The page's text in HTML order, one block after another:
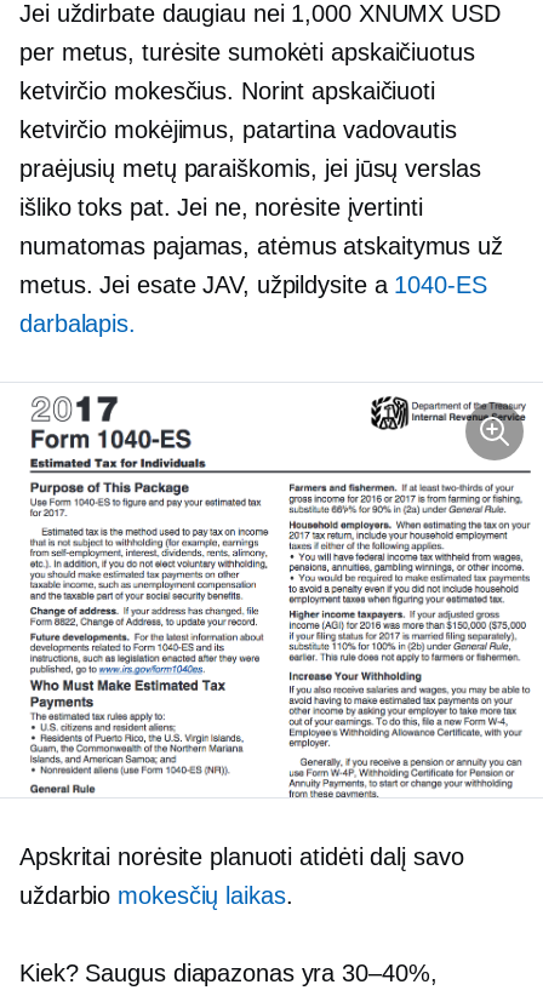
Jei uždirbate daugiau nei 1,000 XNUMX USD
per metus, turėsite sumokėti apskaičiuotus
ketvirčio mokesčius. Norint apskaičiuoti
ketvirčio mokėjimus, patartina vadovautis
praėjusių metų paraiškomis, jei jūsų verslas
išliko toks pat. Jei ne, norėsite įvertinti
numatomas pajamas, atėmus atskaitymus už
metus. Jei esate JAV, užpildysite a 1040-ES
darbalapis.
Apskritai norėsite planuoti atidėti dalį savo
uždarbio mokesčių laikas.
Kiek? Saugus diapazonas yra30–40%,